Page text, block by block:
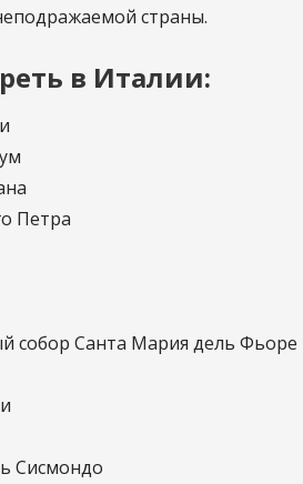
страны.
в Италии:
Петра
собор Санта Мария дель Фьоре
Сисмондо